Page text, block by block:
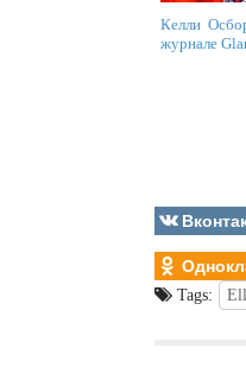
Келли
журнале
Tags: